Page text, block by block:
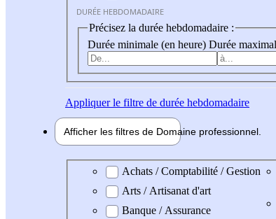
DURÉE HEBDOMADAIRE
Précisez la durée hebdomadaire :
Durée minimale (en heure) Durée
Appliquerle filtre de durée hebdomadaire
Afficher les filtres de Domaine professionnel
Domaine professionel
Achats / Comptabilité / Gestion
Arts / Artisanat d'art
Banque / Assurance